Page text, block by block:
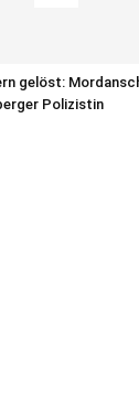
gelöst:
Polizistin